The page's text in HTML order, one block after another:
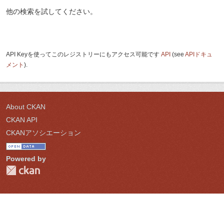
他の検索を試してください。
API Keyを使ってこのレジストリーにもアクセス可能です API (see APIドキュ
メント ).
About CKAN
CKAN API
CKANアソシエーション
Powered by